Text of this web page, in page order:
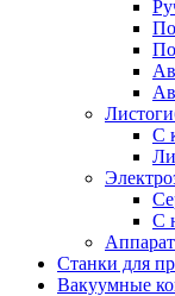
С
С
Станки для
Вакуумные